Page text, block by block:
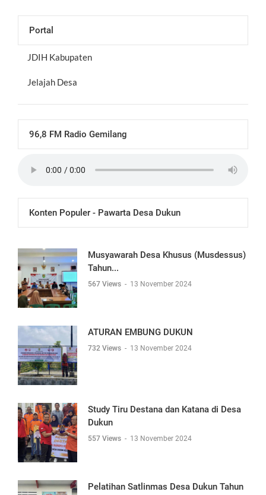
Portal
JDIH Kabupaten
Jelajah Desa
96,8 FM Radio Gemilang
Konten Populer - Pawarta Desa Dukun
Musyawarah Desa Khusus (Musdessus)
Tahun...
567 Views - 13 November 2024
ATURAN EMBUNG DUKUN
732 Views - 13 November 2024
Study Tiru Destana dan Katana di Desa
Dukun
557 Views - 13 November 2024
Pelatihan Satlinmas Desa Dukun Tahun